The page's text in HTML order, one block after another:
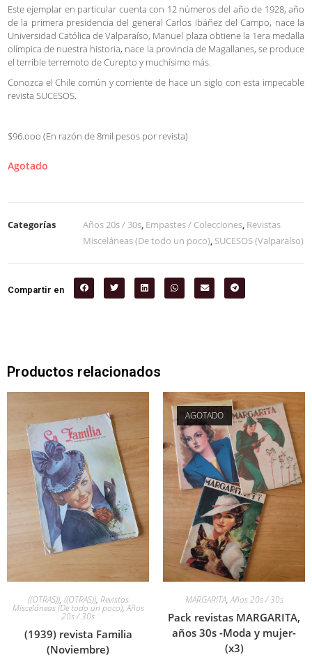
Este ejemplar en particular cuenta con 12 números del año de 1928, año
de la primera presidencia del general Carlos Ibáñez del Campo, nace la
Universidad Católica de Valparaíso, Manuel plaza obtiene la 1era medalla
olímpica de nuestra historia, nace la provincia de Magallanes, se produce
el terrible terremoto de Curepto y muchísimo más.
Conozca el Chile común y corriente de hace un siglo con esta impecable
revista SUCESOS.
$96.ooo (En razón de 8mil pesos por revista)
Agotado
Categorías Años 20s / 30s, Empastes / Colecciones, Revistas
Misceláneas (De todo un poco), SUCESOS (Valparaíso)
Compartir en
Productos relacionados
((OTRAS)), ((OTRAS)), Revistas
Misceláneas (De todo un poco),Años
20s / 30s
(1939) revista Familia
(Noviembre)
AGOTADO
MARGARITA,Años 20s / 30s
Pack revistas MARGARITA,
años 30s -Moda y mujer-
(x3)